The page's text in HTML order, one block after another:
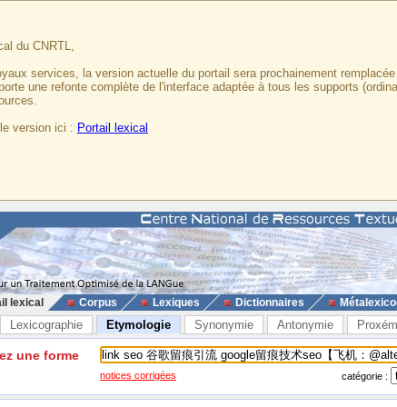
du CNRTL,
services, la version actuelle du portail sera prochainement
une refonte complète de l'interface adaptée à tous les supports
version ici : Portail lexical
lexical Corpus Lexiques Dictionnaires
Lexicographie Etymologie Synonymie Antonymie
une forme
notices corrigées catégorie :